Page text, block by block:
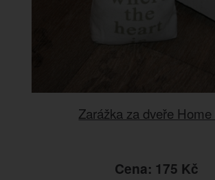
Zarážka za dveře
Cena: 175 Kč